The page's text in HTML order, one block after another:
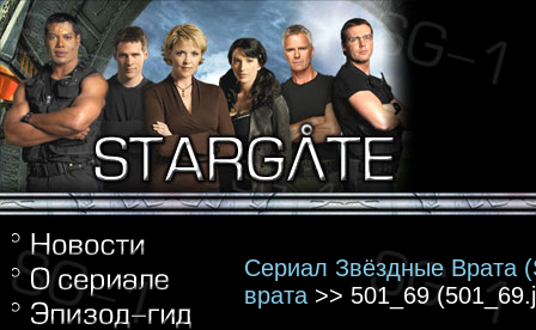
Сериал Звёздные Врата
врата >> 501_69